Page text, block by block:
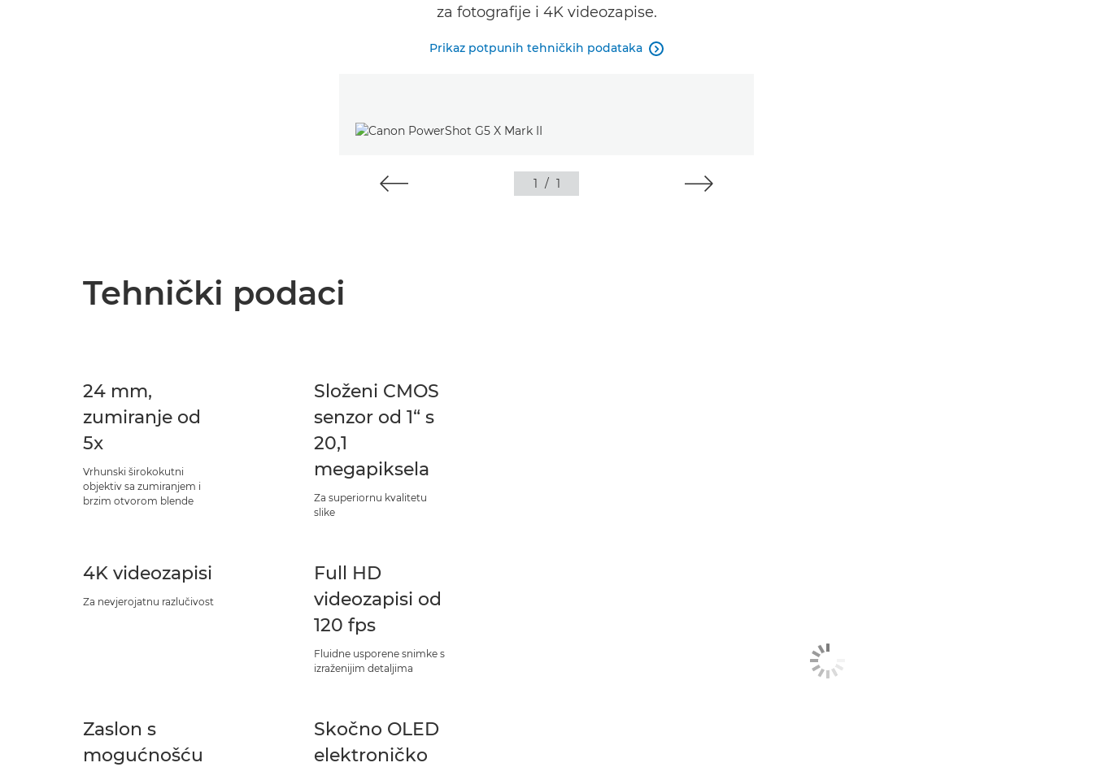
za fotografije i 4K videozapise.
Prikaz potpunih tehničkih podataka 
1 / 1
Tehnički podaci
24 mm,
zumiranje od
5x
Vrhunski širokokutni
objektiv sa zumiranjem i
brzim otvorom blende
Složeni CMOS
senzor od 1“ s
20,1
megapiksela
Za superiornu kvalitetu
slike
4K videozapisi
Za nevjerojatnu razlučivost
Full HD
videozapisi od
120 fps
Fluidne usporene snimke s
izraženijim detaljima
Zaslon s
mogućnošću
Skočno OLED
elektroničko